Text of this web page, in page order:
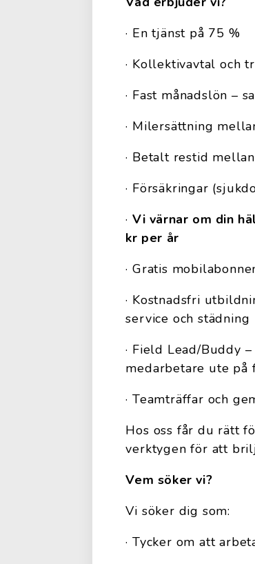
· En tjänst på 75 %
· Kollektivavtal och
· Fast månadslön –
· Milersättning
· Betalt restid
· Försäkringar
·Vi värnar om din
kr per år
· Gratis
· Kostnadsfri
service och städning
· Field Lead/Buddy
medarbetare ute på
· Teamträffar och
Hos oss får du rätt
verktygen för att
Vem söker vi?
Vi söker dig som:
· Tycker om att